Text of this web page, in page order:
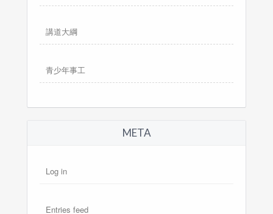
講道大綱
青少年事工
META
Log in
Entries feed